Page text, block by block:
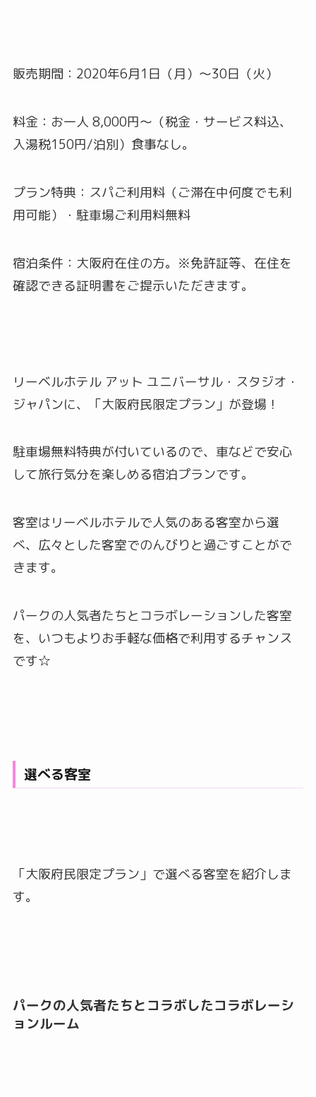
販売期間：2020年6月1日（月）～30日（火）
料金：お一人 8,000円～（税金・サービス料込、
入湯税150円/泊別）食事なし。
プラン特典：スパご利用料（ご滞在中何度でも利
用可能）・駐車場ご利用料無料
宿泊条件：大阪府在住の方。※免許証等、在住を
確認できる証明書をご提示いただきます。
リーベルホテル アット ユニバーサル・スタジオ・
ジャパンに、「大阪府民限定プラン」が登場！
駐車場無料特典が付いているので、車などで安心
して旅行気分を楽しめる宿泊プランです。
客室はリーベルホテルで人気のある客室から選
べ、広々とした客室でのんびりと過ごすことがで
きます。
パークの人気者たちとコラボレーションした客室
を、いつもよりお手軽な価格で利用するチャンス
です☆
選べる客室
「大阪府民限定プラン」で選べる客室を紹介しま
す。
パークの人気者たちとコラボしたコラボレーシ
ョンルーム